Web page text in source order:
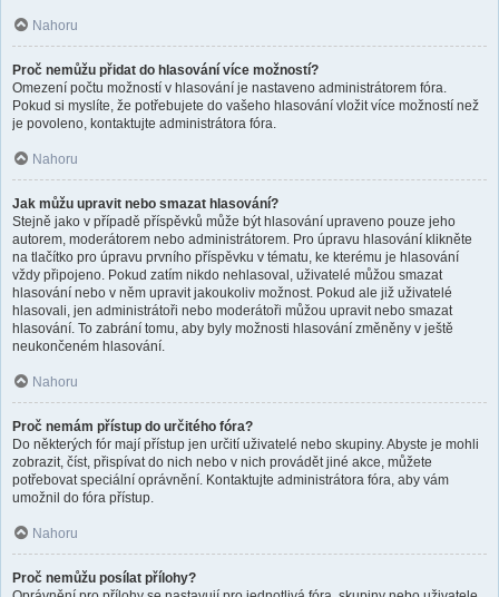
Nahoru
Proč nemůžu přidat do hlasování více možností?
Omezení počtu možností v hlasování je nastaveno administrátorem fóra.
Pokud si myslíte, že potřebujete do vašeho hlasování vložit více možností než
je povoleno, kontaktujte administrátora fóra.
Nahoru
Jak můžu upravit nebo smazat hlasování?
Stejně jako v případě příspěvků může být hlasování upraveno pouze jeho
autorem, moderátorem nebo administrátorem. Pro úpravu hlasování klikněte
na tlačítko pro úpravu prvního příspěvku v tématu, ke kterému je hlasování
vždy připojeno. Pokud zatím nikdo nehlasoval, uživatelé můžou smazat
hlasování nebo v něm upravit jakoukoliv možnost. Pokud ale již uživatelé
hlasovali, jen administrátoři nebo moderátoři můžou upravit nebo smazat
hlasování. To zabrání tomu, aby byly možnosti hlasování změněny v ještě
neukončeném hlasování.
Nahoru
Proč nemám přístup do určitého fóra?
Do některých fór mají přístup jen určití uživatelé nebo skupiny. Abyste je mohli
zobrazit, číst, přispívat do nich nebo v nich provádět jiné akce, můžete
potřebovat speciální oprávnění. Kontaktujte administrátora fóra, aby vám
umožnil do fóra přístup.
Nahoru
Proč nemůžu posílat přílohy?